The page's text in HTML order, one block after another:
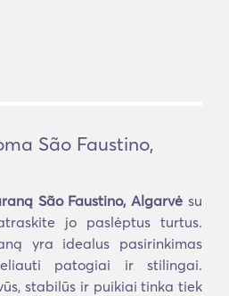
São Faustino,
São Faustino, Algarvė su
jo paslėptus turtus.
yra idealus pasirinkimas
patogiai ir stilingai.
stabilūs ir puikiai tinka tiek